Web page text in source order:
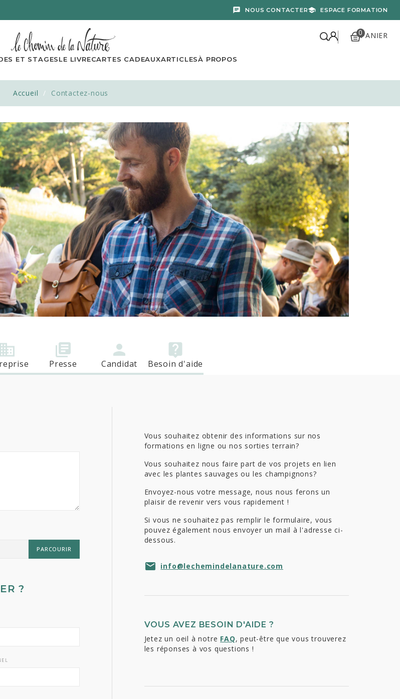
NOUS CONTACTER ESPACE FORMATION
ET STAGESLE LIVRECARTES CADEAUXARTICLESÀ PROPOS
PANIER
0
Accueil Contactez-nous
Presse Candidat Besoin d'aide
PARCOURIR
?
Vous souhaitez obtenir des informations sur nos
formations en ligne ou nos sorties terrain?
Vous souhaitez nous faire part de vos projets en lien
avec les plantes sauvages ou les champignons?
Envoyez-nous votre message, nous nous ferons un
plaisir de revenir vers vous rapidement !
Si vous ne souhaitez pas remplir le formulaire, vous
pouvez également nous envoyer un mail à l'adresse ci-
dessous.
info@lechemindelanature.com
VOUS AVEZ BESOIN D'AIDE ?
Jetez un oeil à notre FAQ, peut-être que vous trouverez
les réponses à vos questions !